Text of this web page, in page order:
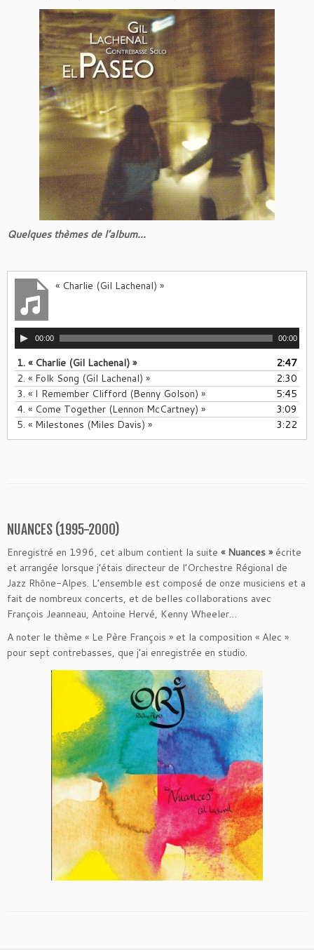
Quelques thèmes de l’album…
« Charlie (Gil Lachenal) »
00:00 00:00
1. « Charlie (Gil Lachenal) »
2:47
2. « Folk Song (Gil Lachenal) »
2:30
3. « I Remember Clifford (Benny Golson) »
5:45
4. « Come Together (Lennon McCartney) »
3:09
5. « Milestones (Miles Davis) » 3:22
NUANCES (1995-2000)
Enregistré en 1996, cet album contient la suite « Nuances »écrite
et arrangée lorsque j’étais directeur de l’Orchestre Régional de
Jazz Rhône-Alpes. L’ensemble est composé de onze musiciens et a
fait de nombreux concerts, et de belles collaborations avec
François Jeanneau, Antoine Hervé, Kenny Wheeler…
A noter le thème « Le Père François » et la composition « Alec »
pour sept contrebasses, que j’ai enregistrée en studio.